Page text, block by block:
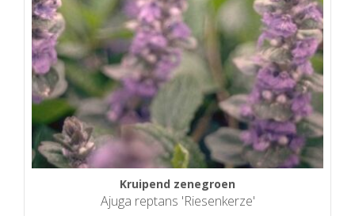
Kruipend zenegroen
Ajuga reptans 'Riesenkerze'